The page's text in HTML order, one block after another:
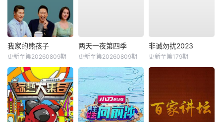
我家的熊孩子
更新至第20260809期
两天一夜第四季
更新至第20260809期
非诚勿扰2023
更新至第179期